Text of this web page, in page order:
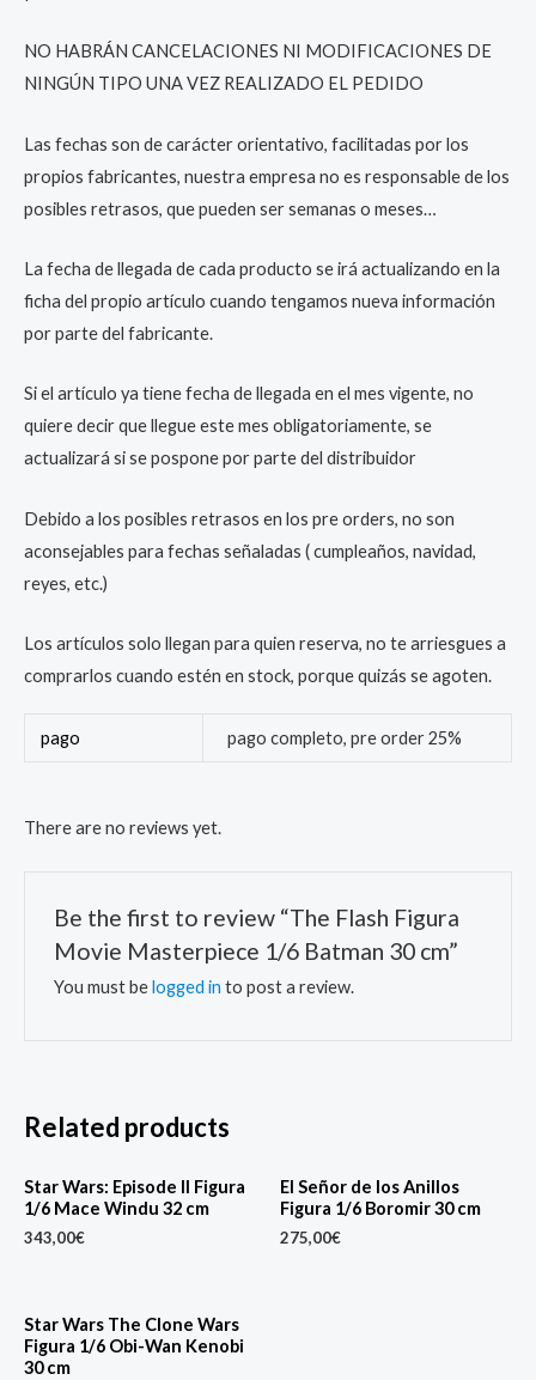
NO HABRÁN CANCELACIONES NI MODIFICACIONES DE
NINGÚN TIPO UNA VEZ REALIZADO EL PEDIDO
Las fechas son de carácter orientativo, facilitadas por los
propios fabricantes, nuestra empresa no es responsable de los
posibles retrasos, que pueden ser semanas o meses…
La fecha de llegada de cada producto se irá actualizando en la
ficha del propio artículo cuando tengamos nueva información
por parte del fabricante.
Si el artículo ya tiene fecha de llegada en el mes vigente, no
quiere decir que llegue este mes obligatoriamente, se
actualizará si se pospone por parte del distribuidor
Debido a los posibles retrasos en los pre orders, no son
aconsejables para fechas señaladas ( cumpleaños, navidad,
reyes, etc.)
Los artículos solo llegan para quien reserva, no te arriesgues a
comprarlos cuando estén en stock, porque quizás se agoten.
pago pago completo, pre order 25%
There are no reviews yet.
Be the first to review “The Flash Figura
Movie Masterpiece 1/6 Batman 30 cm”
You must belogged in to post a review.
Related products
Star Wars: Episode II Figura
1/6 Mace Windu 32 cm
343,00€
El Señor de los Anillos
Figura 1/6 Boromir 30 cm
275,00€
Star Wars The Clone Wars
Figura 1/6 Obi-Wan Kenobi
30 cm